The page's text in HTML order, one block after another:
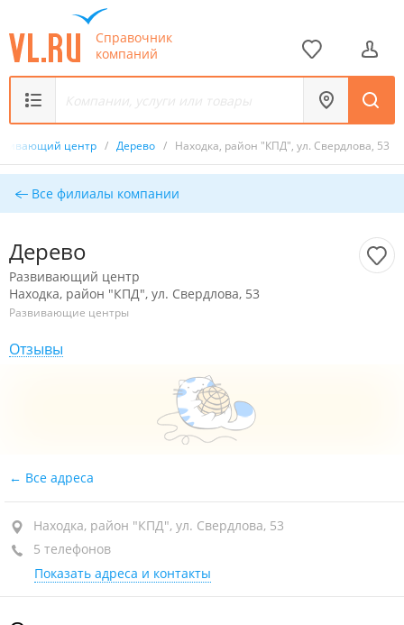
Справочник
компаний
центр / Дерево / Находка, район "КПД", ул. Свердлова, 53
Все филиалы компании
Дерево
Развивающий центр
Находка, район "КПД", ул. Свердлова, 53
Развивающие центры
Отзывы
Все адреса
Находка, район "КПД", ул. Свердлова, 53
5 телефонов
Показать адреса и контакты